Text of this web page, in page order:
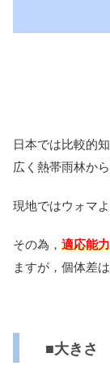
日本では比較的
広く熱帯雨林か
現地ではウォマ
その為， 適応能
ますが，個体差
■大きさ